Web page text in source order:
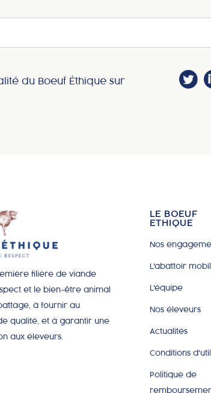
du Boeuf Éthique sur
filière de viande
et le bien-être animal
à fournir au
qualité, et à garantir une
aux éleveurs.
LE BOEUF
ETHIQUE
Nos
L'abattoir
L'équipe
Nos éleveurs
Actualités
Conditions
Politique de